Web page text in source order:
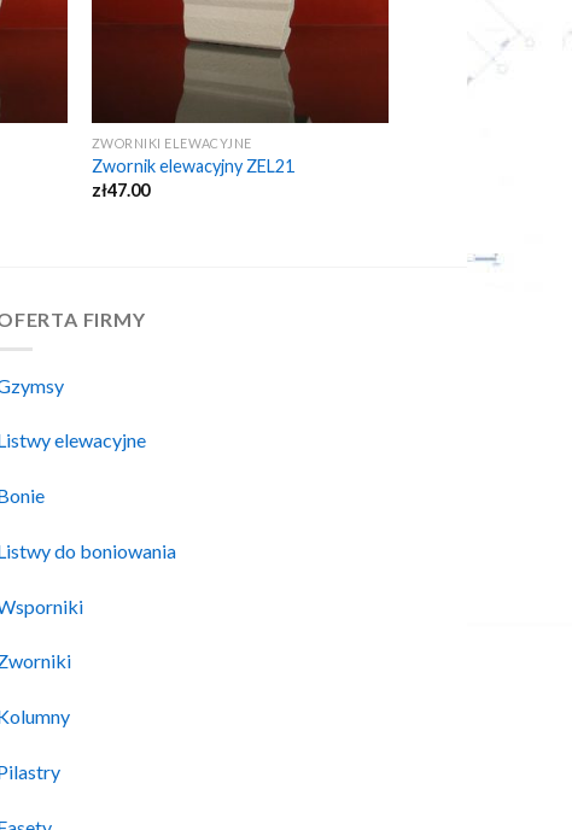
ZWORNIKI ELEWACYJNE
Zwornik elewacyjny ZEL21
zł47.00
FIRMY
elewacyjne
do boniowania